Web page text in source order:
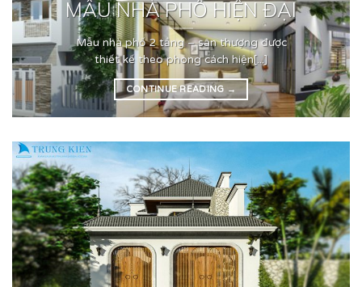
MẪU NHÀ PHỐ HIỆN ĐẠI
Mẫu nhà phố 2 tầng – sân thượng được
thiết kế theo phong cách hiện[...]
CONTINUE READING →